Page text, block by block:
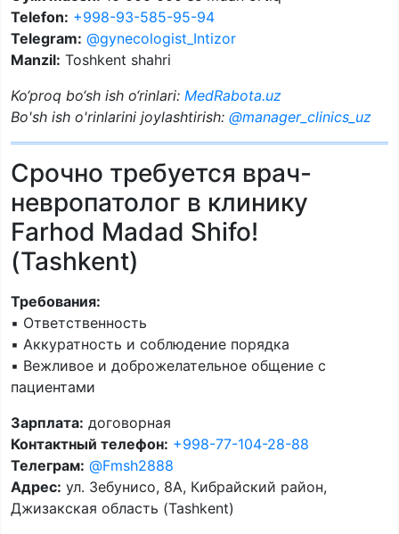
Telefon: +998-93-585-95-94
Telegram: @gynecologist_Intizor
Manzil: Toshkent shahri
Ko‘proq bo‘sh ish o‘rinlari: MedRabota.uz
Bo'sh ish o'rinlarini joylashtirish: @manager_clinics_uz
Срочно требуется врач-
невропатолог в клинику
Farhod Madad Shifo!
(Tashkent)
Требования:
▪️ Ответственность
▪️ Аккуратность и соблюдение порядка
▪️ Вежливое и доброжелательное общение с
пациентами
Зарплата: договорная
Контактный телефон: +998-77-104-28-88
Телеграм: @Fmsh2888
Адрес: ул. Зебунисо, 8A, Кибрайский район,
Джизакская область (Tashkent)